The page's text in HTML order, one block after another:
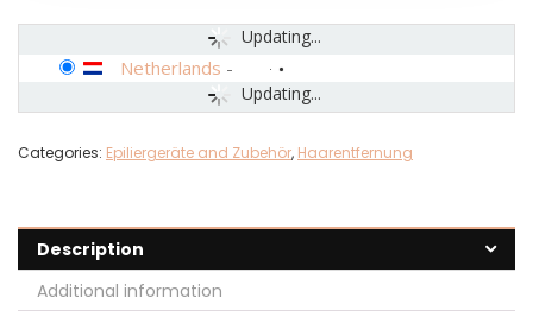
Updating...
Updating...
Netherlands -
Categories: Epiliergeräte and Zubehör, Haarentfernung
Description
Additional information